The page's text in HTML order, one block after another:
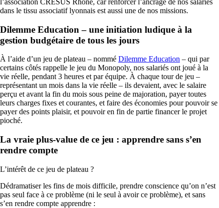
l’association CRESUS Rhône, car renforcer l’ancrage de nos salariés
dans le tissu associatif lyonnais est aussi une de nos missions.
Dilemme Education – une initiation ludique à la
gestion budgétaire de tous les jours
À l’aide d’un jeu de plateau – nommé Dilemme Education – qui par
certains côtés rappelle le jeu du Monopoly, nos salariés ont joué à la
vie réelle, pendant 3 heures et par équipe. À chaque tour de jeu –
représentant un mois dans la vie réelle – ils devaient, avec le salaire
perçu et avant la fin du mois sous peine de majoration, payer toutes
leurs charges fixes et courantes, et faire des économies pour pouvoir se
payer des points plaisir, et pouvoir en fin de partie financer le projet
pioché.
La vraie plus-value de ce jeu : apprendre sans s’en
rendre compte
L’intérêt de ce jeu de plateau ?
Dédramatiser les fins de mois difficile, prendre conscience qu’on n’est
pas seul face à ce problème (ni le seul à avoir ce problème), et sans
s’en rendre compte apprendre :